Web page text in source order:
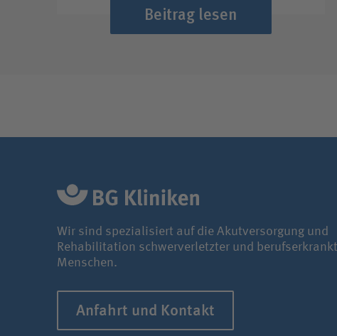
Beitrag lesen
Wir sind spezialisiert auf die Akutversorgung und
Rehabilitation schwerverletzter und
Menschen.
Anfahrt und Kontakt